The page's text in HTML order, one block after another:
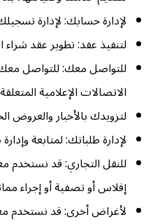
لإدارة حسابك: لإدارة
لتنفيذ عقد: تطوير عقد شراء
للتواصل معك: للتواصل معك
الاتصالات الإعلامية
لتزويدك بالأخبار
لإدارة طلباتك: لمتابعة
للنقل التجاري: قد نستخدم
إفلاس أو تصفية أو إجراء
لأغراض أخرى: قد نستخدم